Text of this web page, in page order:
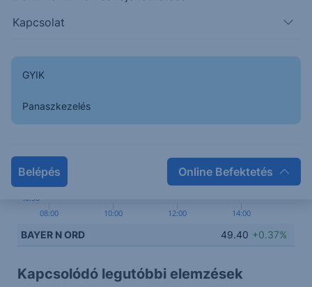
Kapcsolat
GYIK
Panaszkezelés
Belépés Online Befektetés
08:00 10:00 12:00 14:00
48.50
49.50
50.00
BAYER N ORD 49.40 +0.37%
Kapcsolódó legutóbbi elemzések